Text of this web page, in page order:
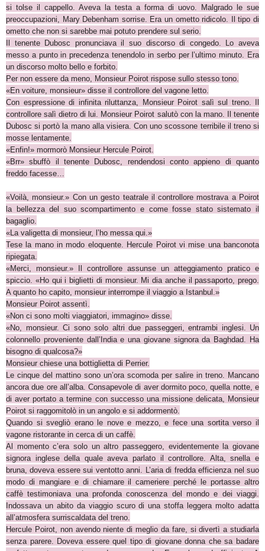
si tolse il cappello. Aveva la testa a forma di uovo. Malgrado le sue
preoccupazioni, Mary Debenham sorrise. Era un ometto ridicolo. Il tipo di
ometto che non si sarebbe mai potuto prendere sul serio.
Il tenente Dubosc pronunciava il suo discorso di congedo. Lo aveva
messo a punto in precedenza tenendolo in serbo per l’ultimo minuto. Era
un discorso molto bello e forbito.
Per non essere da meno, Monsieur Poirot rispose sullo stesso tono.
«En voiture, monsieur» disse il controllore del vagone letto.
Con espressione di infinita riluttanza, Monsieur Poirot salì sul treno. Il
controllore salì dietro di lui. Monsieur Poirot salutò con la mano. Il tenente
Dubosc si portò la mano alla visiera. Con uno scossone terribile il treno si
mosse lentamente.
«Enfin!» mormorò Monsieur Hercule Poirot.
«Brr» sbuffò il tenente Dubosc, rendendosi conto appieno di quanto
freddo facesse…
«Voilà, monsieur.» Con un gesto teatrale il controllore mostrava a Poirot
la bellezza del suo scompartimento e come fosse stato sistemato il
bagaglio.
«La valigetta di monsieur, l’ho messa qui.»
Tese la mano in modo eloquente. Hercule Poirot vi mise una banconota
ripiegata.
«Merci, monsieur.» Il controllore assunse un atteggiamento pratico e
spiccio. «Ho qui i biglietti di monsieur. Mi dia anche il passaporto, prego.
A quanto ho capito, monsieur interrompe il viaggio a Istanbul.»
Monsieur Poirot assentì.
«Non ci sono molti viaggiatori, immagino» disse.
«No, monsieur. Ci sono solo altri due passeggeri, entrambi inglesi. Un
colonnello proveniente dall’India e una giovane signora da Baghdad. Ha
bisogno di qualcosa?»
Monsieur chiese una bottiglietta di Perrier.
Le cinque del mattino sono un’ora scomoda per salire in treno. Mancano
ancora due ore all’alba. Consapevole di aver dormito poco, quella notte, e
di aver portato a termine con successo una missione delicata, Monsieur
Poirot si raggomitolò in un angolo e si addormentò.
Quando si svegliò erano le nove e mezzo, e fece una sortita verso il
vagone ristorante in cerca di un caffè.
Al momento c’era solo un altro passeggero, evidentemente la giovane
signora inglese della quale aveva parlato il controllore. Alta, snella e
bruna, doveva essere sui ventotto anni. L’aria di fredda efficienza nel suo
modo di mangiare e di chiamare il cameriere perché le portasse altro
caffè testimoniava una profonda conoscenza del mondo e dei viaggi.
Indossava un abito da viaggio scuro di una stoffa leggera molto adatta
all’atmosfera surriscaldata del treno.
Hercule Poirot, non avendo niente di meglio da fare, si divertì a studiarla
senza parere. Doveva essere quel tipo di giovane donna che sa badare